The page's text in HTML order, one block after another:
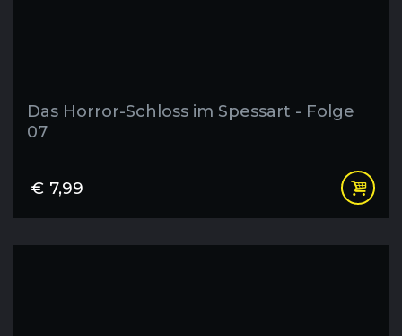
Das Horror-Schloss im Spessart - Folge
07
€ 7,99